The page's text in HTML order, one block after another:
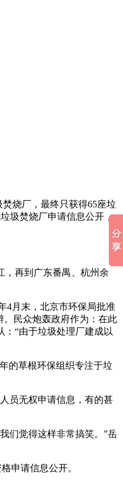
烧厂，最终只获得65座垃
圾焚烧厂申请信息公开，
，再到广东番禺、杭州余
4月末，北京市环保局批准
。民众炮轰政府作为：在此
“由于垃圾处理厂建成以
的草根环保组织专注于垃
员无权申请信息，有的甚
们觉得这样非常搞笑。”岳
申请信息公开。